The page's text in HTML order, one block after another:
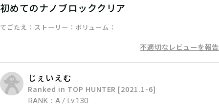
064.発見報告をする
初めてのナノブロッククリア
てごたえ ストーリー ボリューム
不適切なレビューを報告
じぇいえむ
Ranked in TOP HUNTER [2021.1-6]
RANK：A / Lv.130